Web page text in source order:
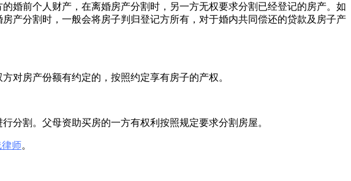
婚前个人财产，在离婚房产分割时，另一方无权要求分割已经登记的房产。如
产分割时，一般会将房子判归登记方所有，对于婚内共同偿还的贷款及房子产
对房产份额有约定的，按照约定享有房子的产权。
分割。父母资助买房的一方有权利按照规定要求分割房屋。
师。